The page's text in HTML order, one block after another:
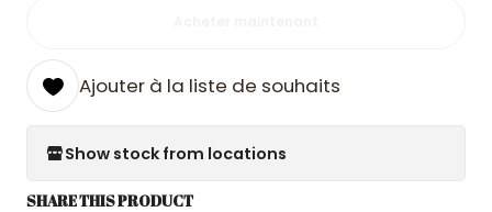
Ajouter à la liste de souhaits
Show stock from locations
SHARE THIS PRODUCT